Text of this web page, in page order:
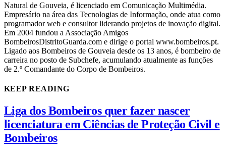
Natural de Gouveia, é licenciado em Comunicação Multimédia.
Empresário na área das Tecnologias de Informação, onde atua como
programador web e consultor liderando projetos de inovação digital.
Em 2004 fundou a Associação Amigos
BombeirosDistritoGuarda.com e dirige o portal www.bombeiros.pt.
Ligado aos Bombeiros de Gouveia desde os 13 anos, é bombeiro de
carreira no posto de Subchefe, acumulando atualmente as funções
de 2.º Comandante do Corpo de Bombeiros.
KEEP READING
Liga dos Bombeiros quer fazer nascer
licenciatura em Ciências de Proteção Civil e
Bombeiros